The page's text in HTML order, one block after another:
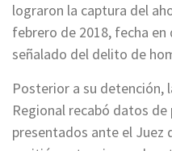
lograron la captura del
febrero de 2018, fecha
señalado del delito de
Posterior a su detención,
Regional recabó datos
presentados ante el